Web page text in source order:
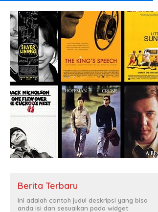
Berita Terbaru
Ini adalah contoh judul deskripsi yang bisa
anda isi dan sesuaikan pada widget